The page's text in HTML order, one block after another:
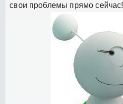
свои проблемы прямо сейчас!